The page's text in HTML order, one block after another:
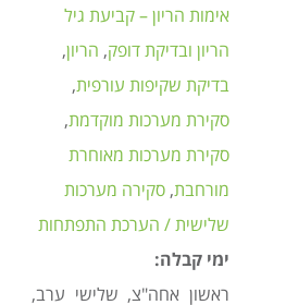
אימות הריון – קביעת גיל
הריון ובדיקת דופק הריון
בדיקת שקיפות עורפית
סקירת מערכות מוקדמת
סקירת מערכות מאוחרת
מורחבת סקירה מערכות
שלישית / הערכת התפתחות
ימי קבלה:
ראשון אחה"צ, שלישי ערב,